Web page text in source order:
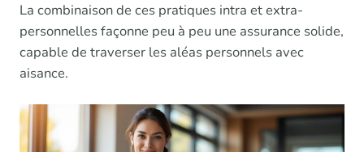
La combinaison de ces pratiques intra et extra-
personnelles façonne peu à peu une assurance solide,
capable de traverser les aléas personnels avec
aisance.